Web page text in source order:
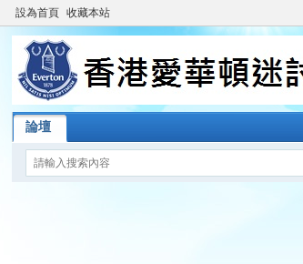
設為首頁 收藏本站
論壇